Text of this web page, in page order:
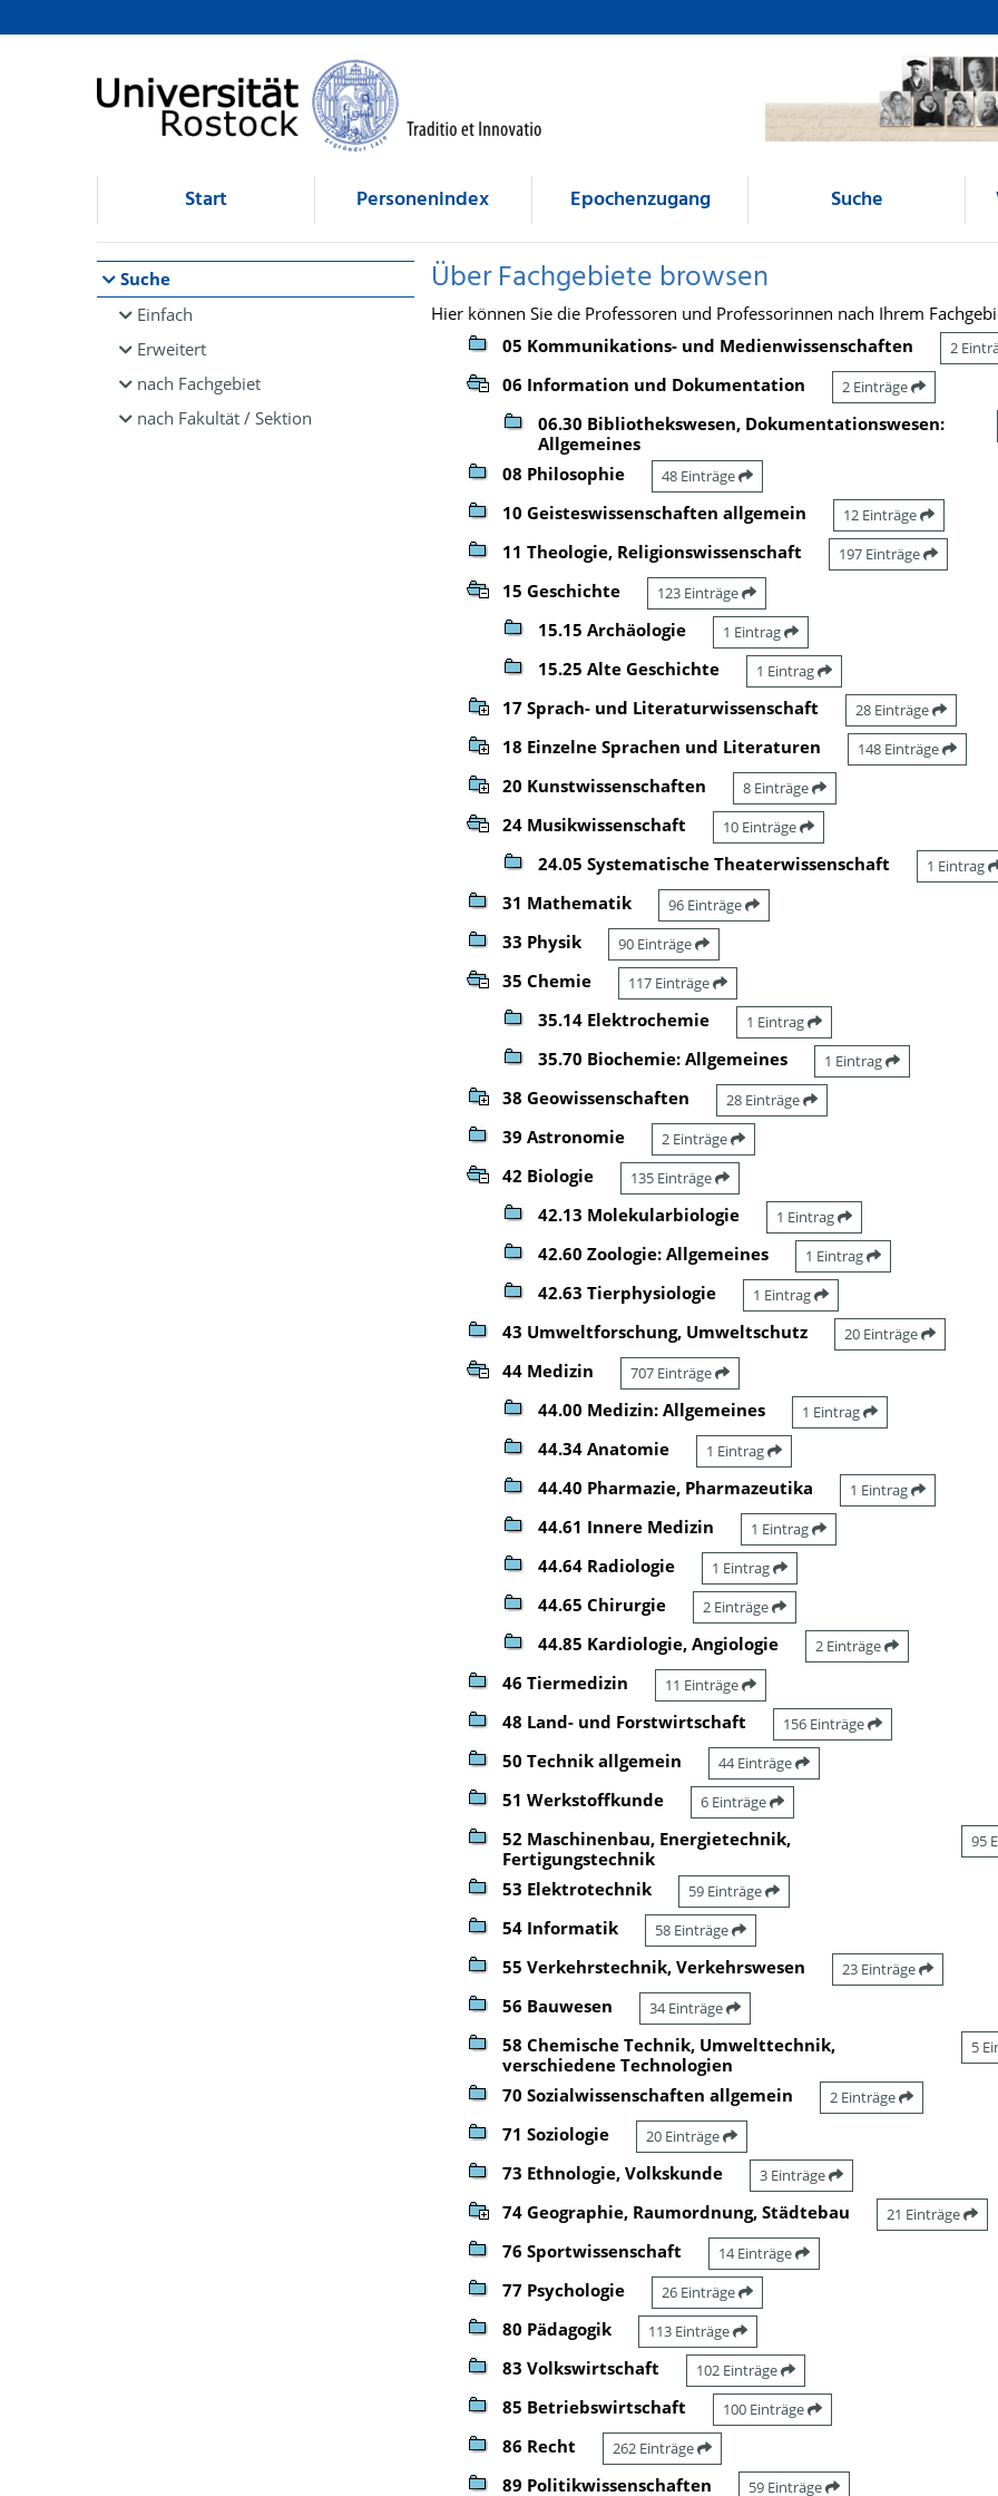
Browsen
direkt zum Inhalt
Start Personenindex Epochenzugang Suche
Suche
Einfach
Erweitert
nach Fachgebiet
nach Fakultät / Sektion
Über Fachgebiete browsen
Hier können Sie die Professoren und Professorinnen nach Ihrem
05 Kommunikations- und Medienwissenschaften
2
06 Information und Dokumentation 2 Einträge
06.30 Bibliothekswesen, Dokumentationswesen:
Allgemeines
08 Philosophie 48 Einträge
10 Geisteswissenschaften allgemein 12 Einträge
11 Theologie, Religionswissenschaft 197 Einträge
15 Geschichte 123 Einträge
15.15 Archäologie 1 Eintrag
15.25 Alte Geschichte 1 Eintrag
17 Sprach- und Literaturwissenschaft 28 Einträge
18 Einzelne Sprachen und Literaturen 148 Einträge
20 Kunstwissenschaften 8 Einträge
24 Musikwissenschaft 10 Einträge
24.05 Systematische Theaterwissenschaft 1 Eintrag
31 Mathematik 96 Einträge
33 Physik 90 Einträge
35 Chemie 117 Einträge
35.14 Elektrochemie 1 Eintrag
35.70 Biochemie: Allgemeines 1 Eintrag
38 Geowissenschaften 28 Einträge
39 Astronomie 2 Einträge
42 Biologie 135 Einträge
42.13 Molekularbiologie 1 Eintrag
42.60 Zoologie: Allgemeines 1 Eintrag
42.63 Tierphysiologie 1 Eintrag
43 Umweltforschung, Umweltschutz 20 Einträge
44 Medizin 707 Einträge
44.00 Medizin: Allgemeines 1 Eintrag
44.34 Anatomie 1 Eintrag
44.40 Pharmazie, Pharmazeutika 1 Eintrag
44.61 Innere Medizin 1 Eintrag
44.64 Radiologie 1 Eintrag
44.65 Chirurgie 2 Einträge
44.85 Kardiologie, Angiologie 2 Einträge
46 Tiermedizin 11 Einträge
48 Land- und Forstwirtschaft 156 Einträge
50 Technik allgemein 44 Einträge
51 Werkstoffkunde 6 Einträge
52 Maschinenbau, Energietechnik,
Fertigungstechnik
95
53 Elektrotechnik 59 Einträge
54 Informatik 58 Einträge
55 Verkehrstechnik, Verkehrswesen 23 Einträge
56 Bauwesen 34 Einträge
58 Chemische Technik, Umwelttechnik,
verschiedene Technologien
5
70 Sozialwissenschaften allgemein 2 Einträge
71 Soziologie 20 Einträge
73 Ethnologie, Volkskunde 3 Einträge
74 Geographie, Raumordnung, Städtebau 21 Einträge
76 Sportwissenschaft 14 Einträge
77 Psychologie 26 Einträge
80 Pädagogik 113 Einträge
83 Volkswirtschaft 102 Einträge
85 Betriebswirtschaft 100 Einträge
86 Recht 262 Einträge
89 Politikwissenschaften 59 Einträge